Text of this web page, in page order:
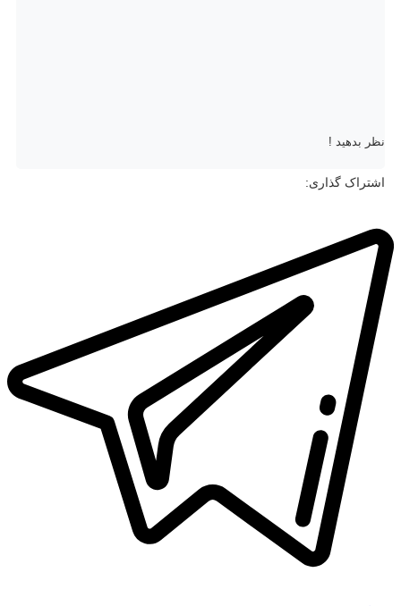
نظر بدهید !
اشتراک گذاری: